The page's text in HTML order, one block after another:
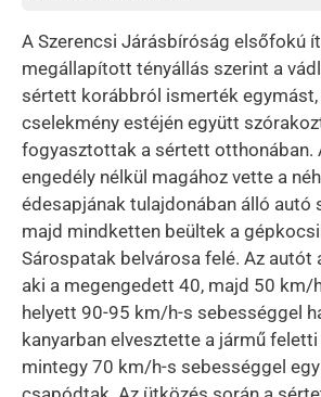
A Szerencsi Járásbíróság elsőfokú
megállapított tényállás szerint a
sértett korábbról ismerték
cselekmény estéjén együtt
fogyasztottak a sértett otthonában.
engedély nélkül magához vette a
édesapjának tulajdonában álló autó
majd mindketten beültek a
Sárospatak belvárosa felé. Az autót
aki a megengedett 40, majd 50 km/
helyett 90-95 km/h-s sebességgel
kanyarban elvesztette a jármű
mintegy 70 km/h-s sebességgel